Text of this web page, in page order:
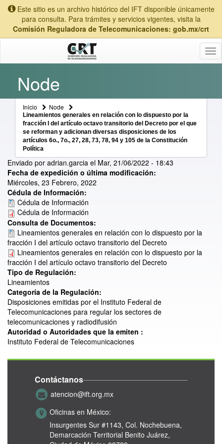
Este sitio es un archivo histórico del IFT disponible únicamente
para consulta. Para trámites y servicios vigentes, visita la
Comisión Reguladora de Telecomunicaciones: gob.mx/crt
Node
Inicio Node
Lineamientos generales en relación con lo dispuesto por la
fracción I del artículo octavo transitorio del Decreto por el que
se reforman y adicionan diversas disposiciones de los
artículos 6o., 7o., 27, 28, 73, 78, 94 y 105 de la Constitución
Política
Enviado por adrian.garcia el Mar, 21/06/2022 - 18:43
Fecha de expedición o última modificación:
Miércoles, 23 Febrero, 2022
Cédula de Información:
Cédula de Información
Cédula de Información
Consulta de Documentos:
Lineamientos generales en relación con lo dispuesto por la
fracción I del artículo octavo transitorio del Decreto
Lineamientos generales en relación con lo dispuesto por la
fracción I del artículo octavo transitorio del Decreto
Tipo de Regulación:
Lineamientos
Categoría de la Regulación:
Disposiciones emitidas por el Instituto Federal de
Telecomunicaciones para regular los sectores de
telecomunicaciones y radiodifusión
Autoridad o Autoridades que la emiten :
Instituto Federal de Telecomunicaciones
Contáctanos
atencion@ift.org.mx
Oficinas en México:
Insurgentes Sur #1143, Col. Nochebuena,
Demarcación Territorial Benito Juárez,